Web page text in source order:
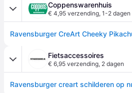
Coppenswarenhuis
€ 4,95 verzending, 1-2 dagen
Ravensburger CreArt Cheeky
Fietsaccessoires
€ 6,95 verzending, 2 dagen